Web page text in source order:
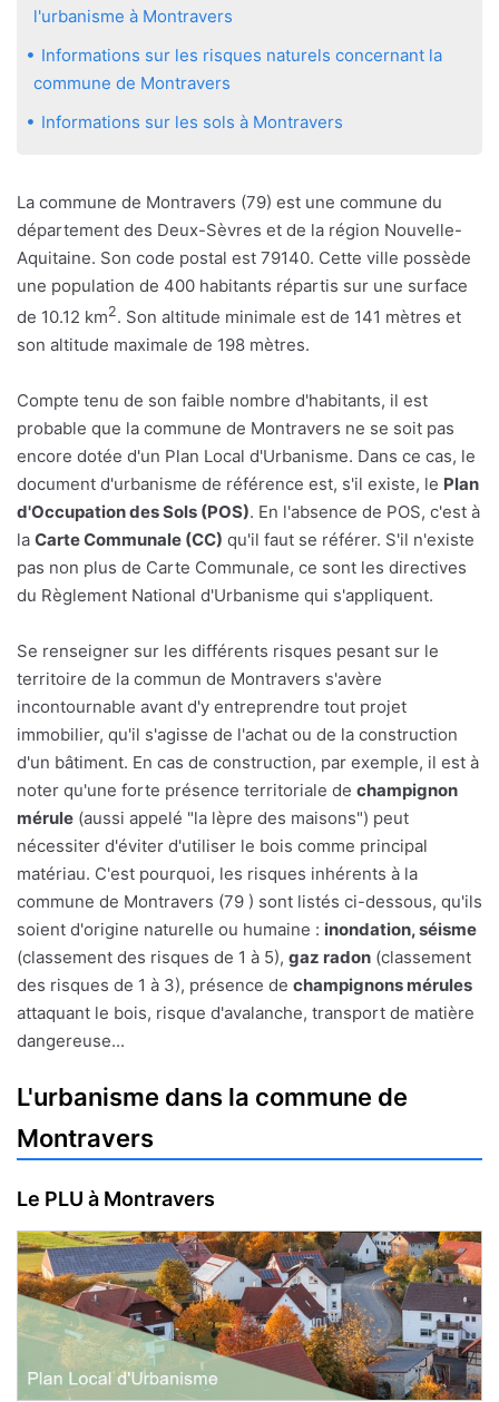
l'urbanisme à Montravers
Informations sur les risques naturels concernant la
commune de Montravers
Informations sur les sols à Montravers
La commune de Montravers (79) est une commune du
département des Deux-Sèvres et de la région Nouvelle-
Aquitaine. Son code postal est 79140. Cette ville possède
une population de 400 habitants répartis sur une surface
de 10.12 km2. Son altitude minimale est de 141 mètres et
son altitude maximale de 198 mètres.
Compte tenu de son faible nombre d'habitants, il est
probable que la commune de Montravers ne se soit pas
encore dotée d'un Plan Local d'Urbanisme. Dans ce cas, le
document d'urbanisme de référence est, s'il existe, le Plan
d'Occupation des Sols (POS). En l'absence de POS, c'est à
la Carte Communale (CC) qu'il faut se référer. S'il n'existe
pas non plus de Carte Communale, ce sont les directives
du Règlement National d'Urbanisme qui s'appliquent.
Se renseigner sur les différents risques pesant sur le
territoire de la commun de Montravers s'avère
incontournable avant d'y entreprendre tout projet
immobilier, qu'il s'agisse de l'achat ou de la construction
d'un bâtiment. En cas de construction, par exemple, il est à
noter qu'une forte présence territoriale de champignon
mérule (aussi appelé "la lèpre des maisons") peut
nécessiter d'éviter d'utiliser le bois comme principal
matériau. C'est pourquoi, les risques inhérents à la
commune de Montravers (79 ) sont listés ci-dessous, qu'ils
soient d'origine naturelle ou humaine : inondation, séisme
(classement des risques de 1 à 5), gaz radon (classement
des risques de 1 à 3), présence de champignons mérules
attaquant le bois, risque d'avalanche, transport de matière
dangereuse...
L'urbanisme dans la commune de
Montravers
Le PLU à Montravers